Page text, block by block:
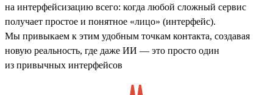
на интерфейсизацию всего: когда любой сложный сервис
получает простое и понятное «лицо» (интерфейс).
Мы привыкаем к этим удобным точкам контакта, создавая
новую реальность, где даже ИИ — это просто один
из привычных интерфейсов